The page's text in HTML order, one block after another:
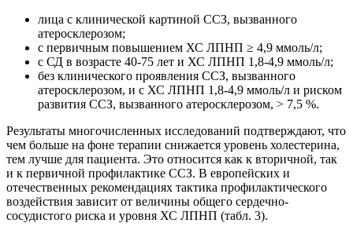
лица с клинической картиной ССЗ, вызванного
атеросклерозом;
с первичным повышением ХС ЛПНП ≥ 4,9 ммоль/л;
с СД в возрасте 40-75 лет и ХС ЛПНП 1,8-4,9 ммоль/л;
без клинического проявления ССЗ, вызванного
атеросклерозом, и с ХС ЛПНП 1,8-4,9 ммоль/л и риском
развития ССЗ, вызванного атеросклерозом, > 7,5 %.
Результаты многочисленных исследований подтверждают, что
чем больше на фоне терапии снижается уровень холестерина,
тем лучше для пациента. Это относится как к вторичной, так
и к первичной профилактике ССЗ. В европейских и
отечественных рекомендациях тактика профилактического
воздействия зависит от величины общего сердечно-
сосудистого риска и уровня ХС ЛПНП (табл. 3).